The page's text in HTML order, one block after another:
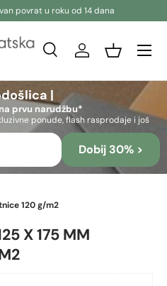
povrat u roku od 14 dana
Pretraživanje
PrijavaKošara
|
prvu narudžbu*
ponude, flash rasprodaje i još
Dobij 30% >
120 g/m2
X 175 MM